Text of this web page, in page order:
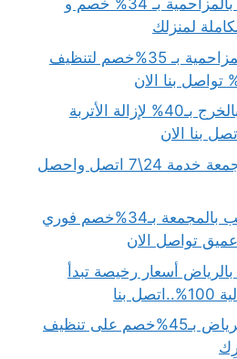
شركة مكافحة حشرات بالمزاحمية بـ 34% خصم و
شركة تنظيف منازل بالمزاحمية بـ 35%خصم لتنظيف
شركة تنظيف مكيفات بالخرج بـ40% لإزالة الأتربة
شركة تنظيف فلل بالمجمعة خدمة 24\7 اتصل واحصل
افضل شركة تنظيف كنب بالمجمعة بـ34%خصم فوري
عميق تواصل الان
أسعار رخيصة تبدأ
شركة تنظيف قصور بالرياض بـ45%خصم على تنظيف